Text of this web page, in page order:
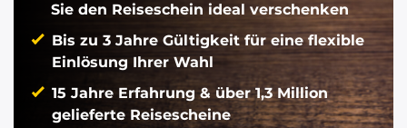
Sie den Reiseschein ideal verschenken
Bis zu 3 Jahre Gültigkeit für eine flexible
Einlösung Ihrer Wahl
15 Jahre Erfahrung & über 1,3 Million
gelieferte Reisescheine